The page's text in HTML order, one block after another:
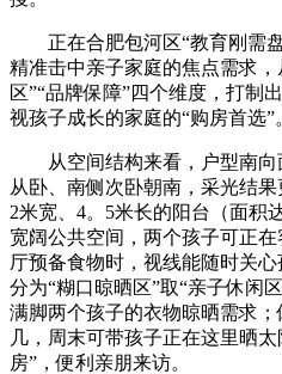
正在合肥包河区“教育刚需盘
精准击中亲子家庭的焦点需求，
区”“品牌保障”四个维度，打制
视孩子成长的家庭的“购房首选”
从空间结构来看，户型南向
从卧、南侧次卧朝南，采光结
2米宽、4。5米长的阳台（面积
宽阔公共空间，两个孩子可正
厅预备食物时，视线能随时关
分为“糊口晾晒区”取“亲子休闲
满脚两个孩子的衣物晾晒需求
几，周末可带孩子正在这里晒
房”，便利亲朋来访。